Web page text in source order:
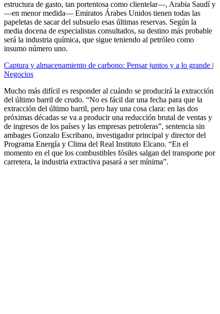
estructura de gasto, tan portentosa como clientelar—, Arabia Saudí y
—en menor medida— Emiratos Árabes Unidos tienen todas las
papeletas de sacar del subsuelo esas últimas reservas. Según la
media docena de especialistas consultados, su destino más probable
será la industria química, que sigue teniendo al petróleo como
insumo número uno.
Captura y almacenamiento de carbono: Pensar juntos y a lo grande |
Negocios
Mucho más difícil es responder al cuándo se producirá la extracción
del último barril de crudo. “No es fácil dar una fecha para que la
extracción del último barril, pero hay una cosa clara: en las dos
próximas décadas se va a producir una reducción brutal de ventas y
de ingresos de los países y las empresas petroleras”, sentencia sin
ambages Gonzalo Escribano, investigador principal y director del
Programa Energía y Clima del Real Instituto Elcano. “En el
momento en el que los combustibles fósiles salgan del transporte por
carretera, la industria extractiva pasará a ser mínima”.